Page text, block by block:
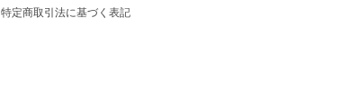
特定商取引法に基づく表記